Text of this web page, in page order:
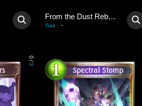
From the Dust Reborn
Trait : -
0
/
3